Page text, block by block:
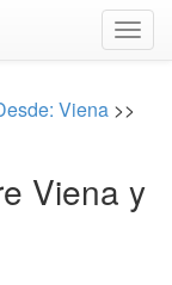
Viena >>
Viena y